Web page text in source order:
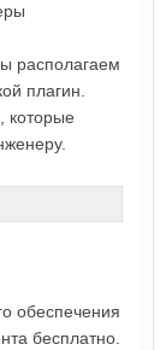
располагаем
плагин.
которые
обеспечения
бесплатно.